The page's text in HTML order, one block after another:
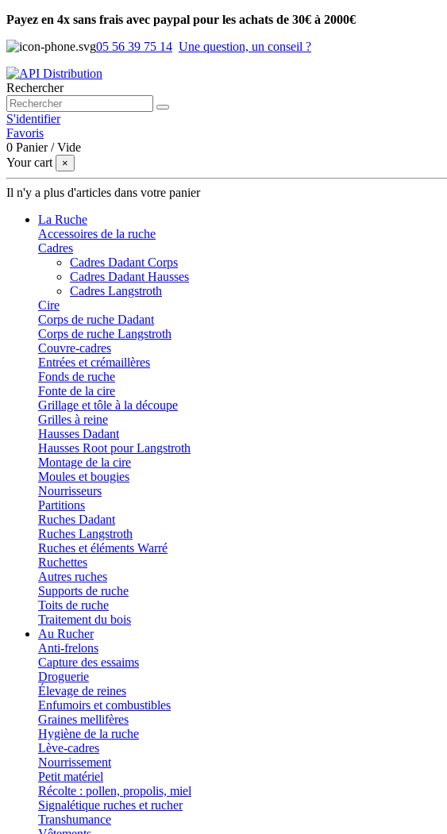
Payez en 4x sans frais avec paypal pour les achats de 30€ à 2000€
05 56 39 75 14 Une question, un conseil ?
Rechercher
S'identifier
Favoris
0 Panier /Vide
Your cart
×
Il n'y a plus d'articles dans votre panier
La Ruche
Accessoires de la ruche
Cadres
Cadres Dadant Corps
Cadres Dadant Hausses
Cadres Langstroth
Cire
Corps de ruche Dadant
Corps de ruche Langstroth
Couvre-cadres
Entrées et crémaillères
Fonds de ruche
Fonte de la cire
Grillage et tôle à la découpe
Grilles à reine
Hausses Dadant
Hausses Root pour Langstroth
Montage de la cire
Moules et bougies
Nourrisseurs
Partitions
Ruches Dadant
Ruches Langstroth
Ruches et éléments Warré
Ruchettes
Autres ruches
Supports de ruche
Toits de ruche
Traitement du bois
Au Rucher
Anti-frelons
Capture des essaims
Droguerie
Élevage de reines
Enfumoirs et combustibles
Graines mellifères
Hygiène de la ruche
Lève-cadres
Nourrissement
Petit matériel
Récolte : pollen, propolis, miel
Signalétique ruches et rucher
Transhumance